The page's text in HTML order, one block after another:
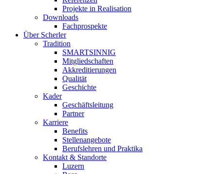
Projekte in Realisation
Downloads
Fachprospekte
Über Scherler
Tradition
SMARTSINNIG
Mitgliedschaften
Akkreditierungen
Qualität
Geschichte
Kader
Geschäftsleitung
Partner
Karriere
Benefits
Stellenangebote
Berufslehren und Praktika
Kontakt & Standorte
Luzern